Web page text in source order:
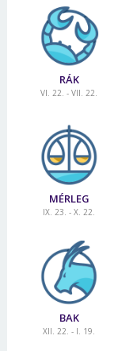
RÁK
VI. 22. - VII. 22.
MÉRLEG
IX. 23. - X. 22.
BAK
XII. 22. - I. 19.